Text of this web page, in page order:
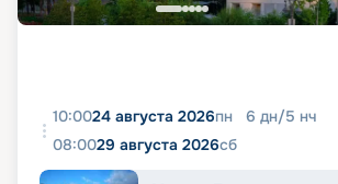
10:0024 августа 2026пн 6 дн/5 нч
08:0029 августа 2026сб